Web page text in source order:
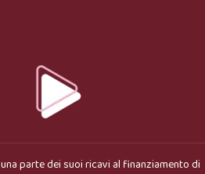
parte dei suoi ricavi al finanziamento di